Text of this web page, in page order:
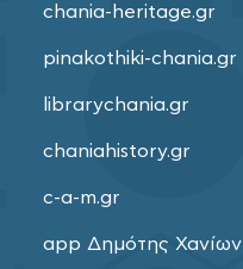
chania-heritage.gr
pinakothiki-chania.gr
librarychania.gr
chaniahistory.gr
c-a-m.gr
app Δημότης Χανίων